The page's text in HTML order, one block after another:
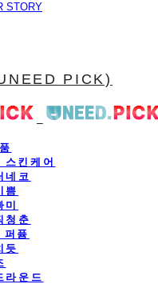
STORY
PICK)
스킨케어
네코
쁨
미
청춘
퍼퓸
듯
라운드